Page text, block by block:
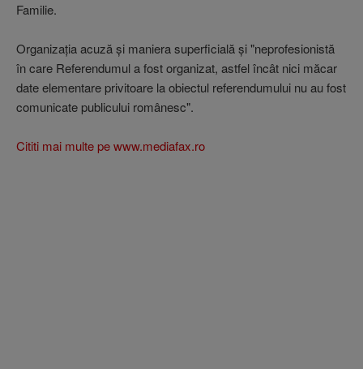
Familie.
Organizaţia acuză şi maniera superficială şi "neprofesionistă
în care Referendumul a fost organizat, astfel încât nici măcar
date elementare privitoare la obiectul referendumului nu au fost
comunicate publicului românesc".
Cititi mai multe pe www.mediafax.ro